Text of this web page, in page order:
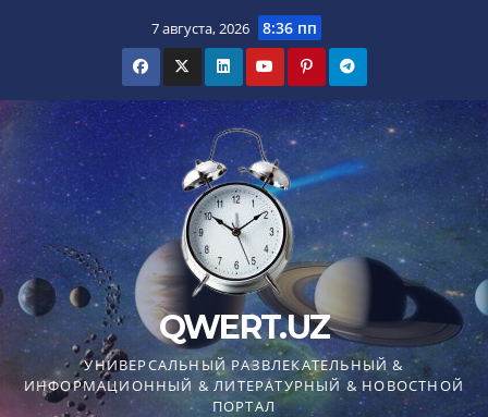
7 августа, 2026 8:36 пп
QWERT.UZ
УНИВЕРСАЛЬНЫЙ РАЗВЛЕКАТЕЛЬНЫЙ &
ИНФОРМАЦИОННЫЙ & ЛИТЕРАТУРНЫЙ & НОВОСТНОЙ
ПОРТАЛ